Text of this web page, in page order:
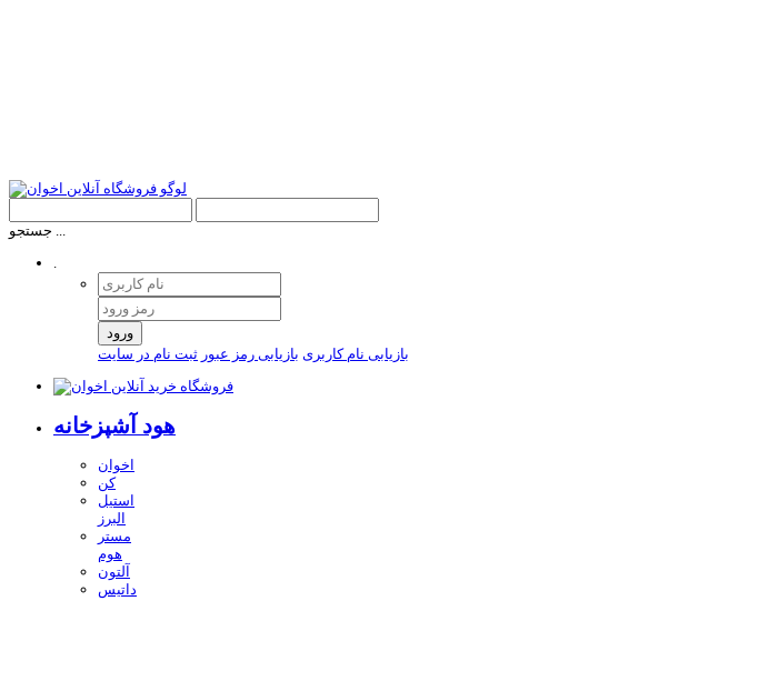
جستجو ...
.
ورود
بازیابی نام کاربری بازیابی رمز عبور ثبت نام در سایت
هود آشپزخانه
اخوان
کن
استیل
البرز
مستر
هوم
آلتون
داتیس